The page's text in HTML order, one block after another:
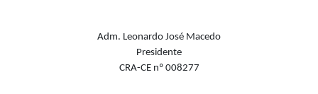
Adm. Leonardo José Macedo
Presidente
CRA-CE nº 008277